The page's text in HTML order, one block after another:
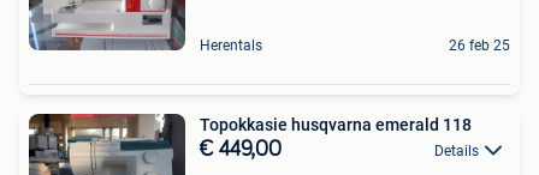
Herentals 26 feb 25
Topokkasie husqvarna emerald 118
€ 449,00 Details